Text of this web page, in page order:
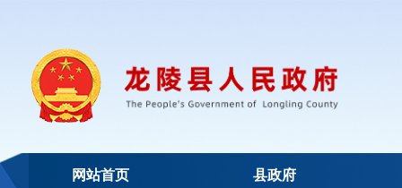
网站首页 县政府